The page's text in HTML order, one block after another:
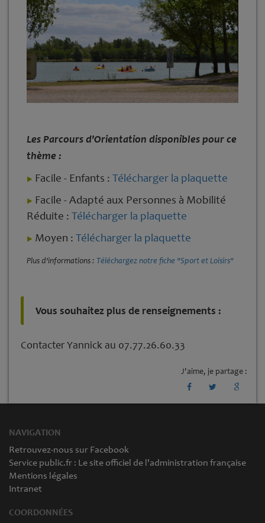
Les Parcours d'Orientation disponibles pour ce
thème :
Facile - Enfants : Télécharger la plaquette
Facile - Adapté aux Personnes à Mobilité
Réduite : Télécharger la plaquette
Moyen : Télécharger la plaquette
Plus d'informations : Téléchargez notre fiche "Sport et Loisirs"
Vous souhaitez plus de renseignements :
Contacter Yannick au 07.77.26.60.33
J'aime, je partage :
NAVIGATION
Retrouvez-nous sur Facebook
Service public.fr : Le site officiel de l'administration française
Mentions légales
Intranet
COORDONNÉES